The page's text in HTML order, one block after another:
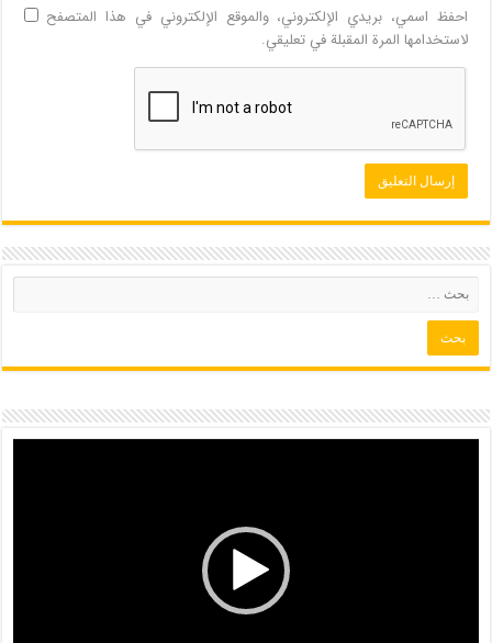
احفظ اسمي، بريدي الإلكتروني، والموقع الإلكتروني في هذا المتصفح
لاستخدامها المرة المقبلة في تعليقي.